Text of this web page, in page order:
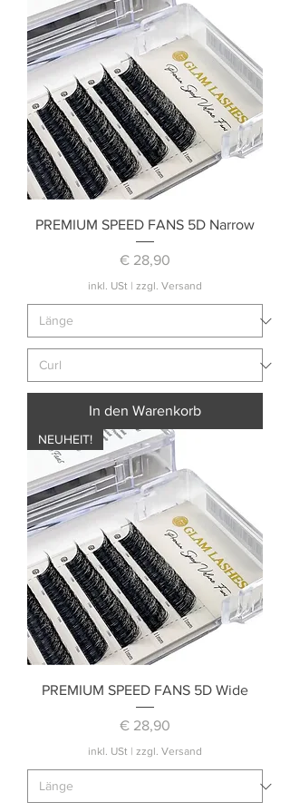
PREMIUM SPEED FANS 5D Narrow
Preis
€ 28,90
inkl. USt | zzgl. Versand
In den Warenkorb
NEUHEIT!
PREMIUM SPEED FANS 5D Wide
Preis
€ 28,90
inkl. USt | zzgl. Versand